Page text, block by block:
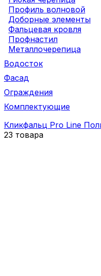
Профиль волновой
Доборные элементы
Фальцевая кровля
Профнастил
Металлочерепица
Водосток
Фасад
Ограждения
Комплектующие
Кликфальц Pro Line
23 товара